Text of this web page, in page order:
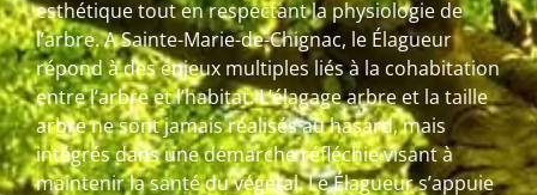
esthétique tout en respectant la physiologie de
l’arbre. A Sainte-Marie-de-Chignac, le Élagueur
répond à des enjeux multiples liés à la cohabitation
entre l’arbre et l’habitat. L’élagage arbre et la taille
arbre ne sont jamais réalisés au hasard, mais
intégrés dans une démarche réfléchie visant à
maintenir la santé du végétal. Le Élagueur s’appuie